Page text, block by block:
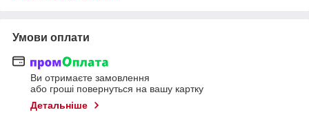
Умови оплати
Ви отримаєте замовлення
або гроші повернуться на вашу картку
Детальніше